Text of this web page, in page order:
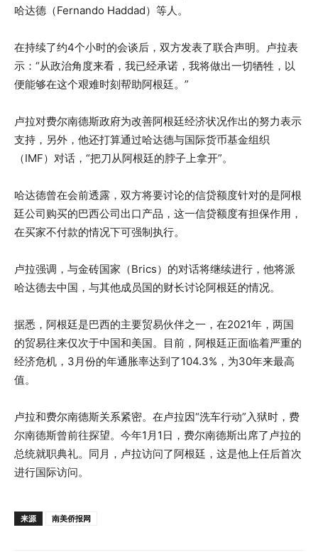
哈达德（Fernando Haddad）等人。
在持续了约4个小时的会谈后，双方发表了联合声明。卢拉表
示：“从政治角度来看，我已经承诺，我将做出一切牺牲，以
便能够在这个艰难时刻帮助阿根廷。”
卢拉对费尔南德斯政府为改善阿根廷经济状况作出的努力表示
支持，另外，他还打算通过哈达德与国际货币基金组织
（IMF）对话，“把刀从阿根廷的脖子上拿开”。
哈达德曾在会前透露，双方将要讨论的信贷额度针对的是阿根
廷公司购买的巴西公司出口产品，这一信贷额度有担保作用，
在买家不付款的情况下可强制执行。
卢拉强调，与金砖国家（Brics）的对话将继续进行，他将派
哈达德去中国，与其他成员国的财长讨论阿根廷的情况。
据悉，阿根廷是巴西的主要贸易伙伴之一，在2021年，两国
的贸易往来仅次于中国和美国。目前，阿根廷正面临着严重的
经济危机，3月份的年通胀率达到了104.3%，为30年来最高
值。
卢拉和费尔南德斯关系紧密。在卢拉因“洗车行动”入狱时，费
尔南德斯曾前往探望。今年1月1日，费尔南德斯出席了卢拉的
总统就职典礼。同月，卢拉访问了阿根廷，这是他上任后首次
进行国际访问。
来源 南美侨报网